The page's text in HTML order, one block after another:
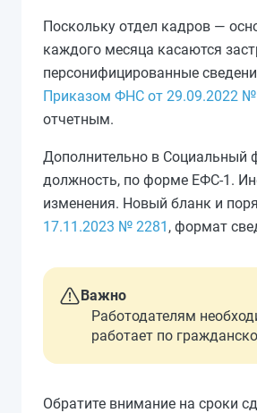
Поскольку отдел кадров —
каждого месяца касаются
персонифицированные
Приказом ФНС от 29.09.2022
отчетным.
Дополнительно в Социальный
должность, по форме ЕФС-1.
изменения. Новый бланк и
17.11.2023 № 2281 , формат
Важно
Работодателям
работает по
Обратите внимание на сроки